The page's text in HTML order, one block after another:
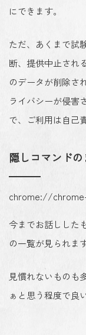
にできます。
ただ、あくまで試
断、提供中止され
のデータが削除さ
ライバシーが侵害
で、ご利用は自己
隠しコマンドの
chrome://
今までお話しした
の一覧が見られます
見慣れないものも
ぁと思う程度で良